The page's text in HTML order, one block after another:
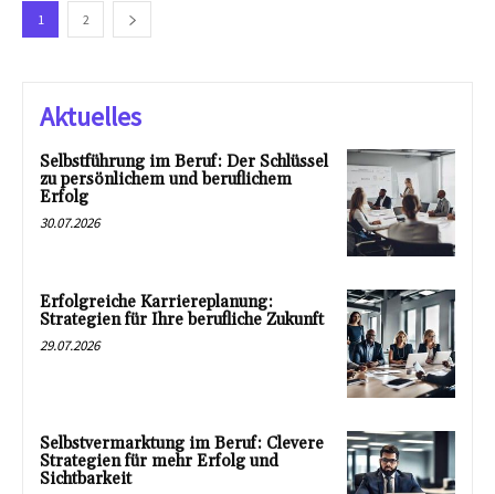
1 2
Aktuelles
Selbstführung im Beruf: Der Schlüssel
zu persönlichem und beruflichem
Erfolg
30.07.2026
Erfolgreiche Karriereplanung:
Strategien für Ihre berufliche Zukunft
29.07.2026
Selbstvermarktung im Beruf: Clevere
Strategien für mehr Erfolg und
Sichtbarkeit